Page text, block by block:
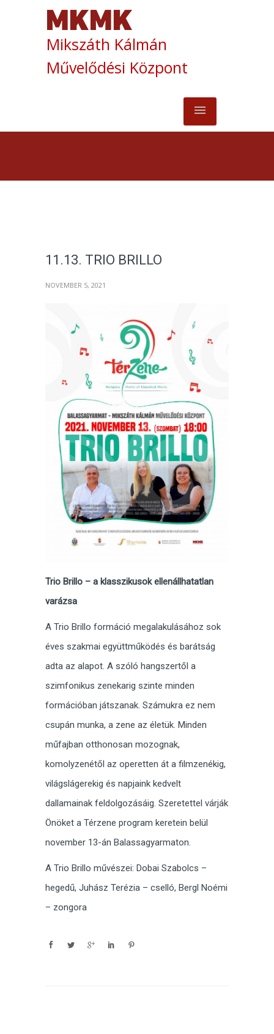
Mikszáth Kálmán
Művelődési Központ
11.13. TRIO BRILLO
NOVEMBER 5, 2021
Trio Brillo – a klasszikusok ellenállhatatlan
varázsa
A Trio Brillo formáció megalakulásához sok
éves szakmai együttműködés és barátság
adta az alapot. A szóló hangszertől a
szimfonikus zenekarig szinte minden
formációban játszanak. Számukra ez nem
csupán munka, a zene az életük. Minden
műfajban otthonosan mozognak,
komolyzenétől az operetten át a filmzenékig,
világslágerekig és napjaink kedvelt
dallamainak feldolgozásáig. Szeretettel várják
Önöket a Térzene program keretein belül
november 13-án Balassagyarmaton.
A Trio Brillo művészei: Dobai Szabolcs –
hegedű, Juhász Terézia – cselló, Bergl Noémi
– zongora